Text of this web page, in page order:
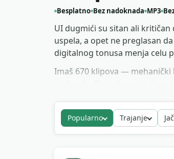
Besplatno Bez nadoknada MP3
UI dugmići su sitan ali
uspela, a opet ne preglasan
digitalnog tonusa menja celu
Imaš 670 klipova —
Popularno Trajanje